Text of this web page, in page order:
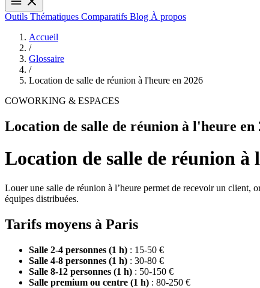
Outils Thématiques Comparatifs Blog À propos
Accueil
/
Glossaire
/
Location de salle de réunion à l'heure en 2026
COWORKING & ESPACES
Location de salle de réunion à l'heure en
Location de salle de réunion à
Louer une salle de réunion à l’heure permet de recevoir un client,
équipes distribuées.
Tarifs moyens à Paris
Salle 2-4 personnes (1 h) : 15-50 €
Salle 4-8 personnes (1 h) : 30-80 €
Salle 8-12 personnes (1 h) : 50-150 €
Salle premium ou centre (1 h) : 80-250 €